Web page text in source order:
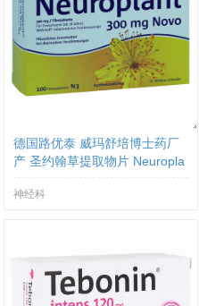
德国路优泰 威玛舒培博士药厂
产 圣约翰草提取物片 Neuropla
神经科